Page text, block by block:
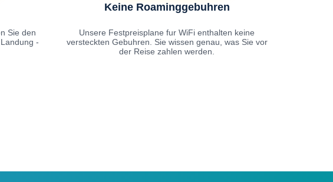
Sie den
-
Keine Roaminggebuhren
Unsere Festpreisplane fur WiFi enthalten keine
versteckten Gebuhren. Sie wissen genau, was Sie vor
der Reise zahlen werden.